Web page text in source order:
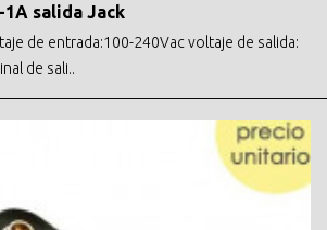
salida Jack
de entrada:100-240Vac voltaje de salida:
de sali..